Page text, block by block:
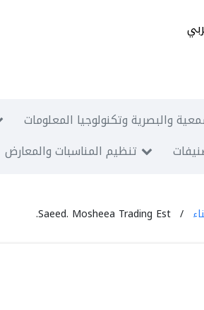
والبصرية وتكنولوجيا المعلومات
تنظيم المناسبات والمعارض
Saeed. Mosheea Trading Est.